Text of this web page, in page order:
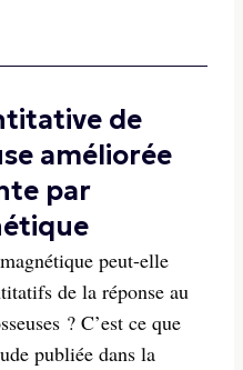
de
améliorée
par
peut-elle
de la réponse au
? C’est ce que
publiée dans la